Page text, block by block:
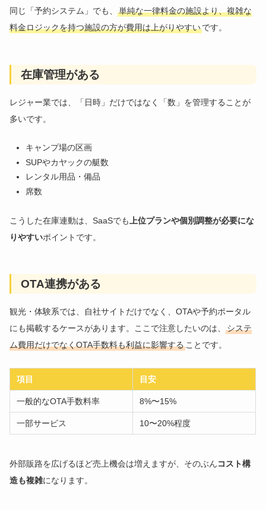
同じ「予約システム」でも、単純な一律料金の施設より、複雑な
料金ロジックを持つ施設の方が費用は上がりやすいです。
在庫管理がある
レジャー業では、「日時」だけではなく「数」を管理することが
多いです。
キャンプ場の区画
SUPやカヤックの艇数
レンタル用品・備品
席数
こうした在庫連動は、SaaSでも
上位プランや個別調整が必要にな
りやすいポイントです。
OTA連携がある
観光・体験系では、自社サイトだけでなく、OTAや予約ポータル
にも掲載するケースがあります。ここで注意したいのは、システ
ム費用だけでなくOTA手数料も利益に影響することです。
項目 目安
一般的なOTA手数料率 8%〜15%
一部サービス 10〜20%程度
外部販路を広げるほど売上機会は増えますが、そのぶんコスト構
造も複雑になります。